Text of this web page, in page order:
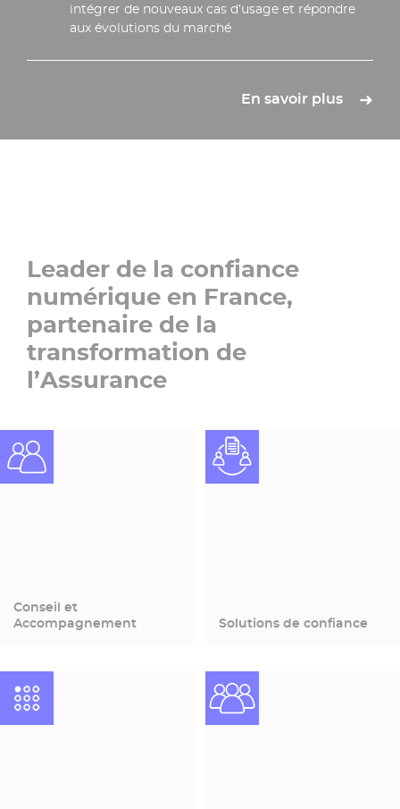
intégrer de nouveaux cas d’usage et répondre
aux évolutions du marché​
En savoir plus
Leader de la confiance
numérique en France,
partenaire de la
transformation de
l’Assurance
Conseil et
Accompagnement
Solutions de confiance